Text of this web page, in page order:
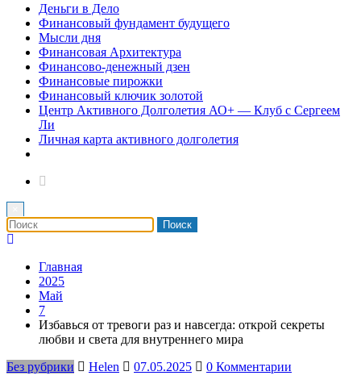
Деньги в Дело
Финансовый фундамент будущего
Мысли дня
Финансовая Архитектура
Финансово-денежный дзен
Финансовые пирожки
Финансовый ключик золотой
Центр Активного Долголетия АО+ — Клуб с Сергеем
Ли
Личная карта активного долголетия
Главная
2025
Май
7
Избавься от тревоги раз и навсегда: открой секреты
любви и света для внутреннего мира
Без рубрики
Helen 07.05.2025 0 Комментарии